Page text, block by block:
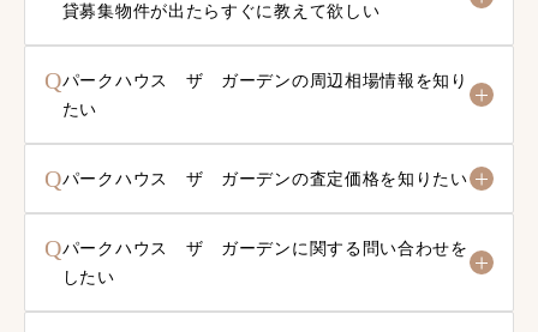
貸募集物件が出たらすぐに教えて欲しい
Qパークハウス ザ ガーデンの周辺相場情報を知り
たい
Qパークハウス ザ ガーデンの査定価格を知りたい
Qパークハウス ザ ガーデンに関する問い合わせを
したい